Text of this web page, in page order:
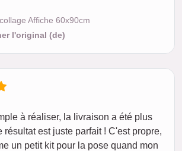
Affiche 60x90cm
l'original (de)
à réaliser, la livraison a été plus
résultat est juste parfait ! C'est propre,
un petit kit pour la pose quand mon